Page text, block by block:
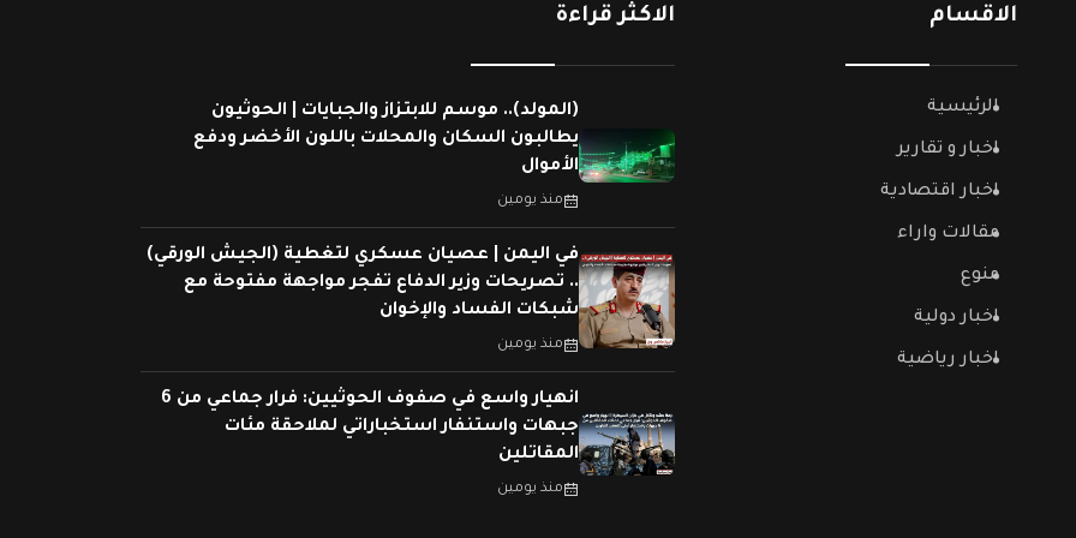
الاقسام
الرئيسية
اخبار و تقارير
اخبار اقتصادية
مقالات واراء
منوع
اخبار دولية
اخبار رياضية
الاكثر قراءة
(المولد).. موسم للابتزاز والجبايات | الحوثيون
يطالبون السكان والمحلات باللون الأخضر ودفع
الأموال
منذ يومين
في اليمن | عصيان عسكري لتغطية (الجيش الورقي)
.. تصريحات وزير الدفاع تفجر مواجهة مفتوحة مع
شبكات الفساد والإخوان
منذ يومين
انهيار واسع في صفوف الحوثيين: فرار جماعي من 6
جبهات واستنفار استخباراتي لملاحقة مئات
المقاتلين
منذ يومين